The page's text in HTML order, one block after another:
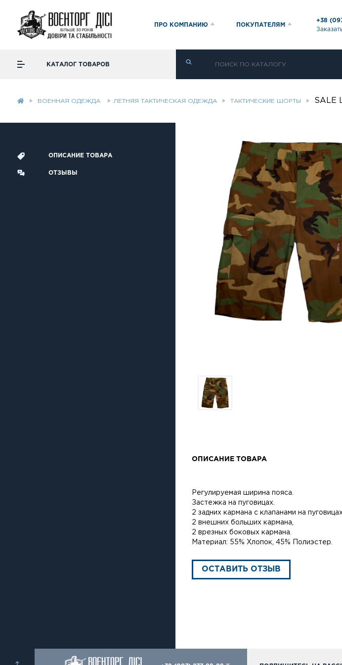
ПРО КОМПАНИЮ ПОКУПАТЕЛЯМ
+38
КАТАЛОГ ТОВАРОВ
ВОЕННАЯ ОДЕЖДА ЛЕТНЯЯ ТАКТИЧЕСКАЯ ОДЕЖДА ТАКТИЧЕСКИЕ ШОРТЫ SALE
ОПИСАНИЕ ТОВАРА
ОТЗЫВЫ
ОПИСАНИЕ ТОВАРА
Регулируемая ширина пояса.
Застежка на пуговицах.
2 задних кармана с клапанами на
2 внешних больших кармана,
2 врезных боковых кармана.
Материал: 55% Хлопок, 45% Полиэстер.
ОСТАВИТЬ ОТЗЫВ